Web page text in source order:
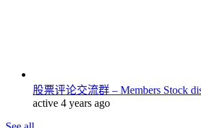
股票评论交流群 – Members Stock
active 4 years ago